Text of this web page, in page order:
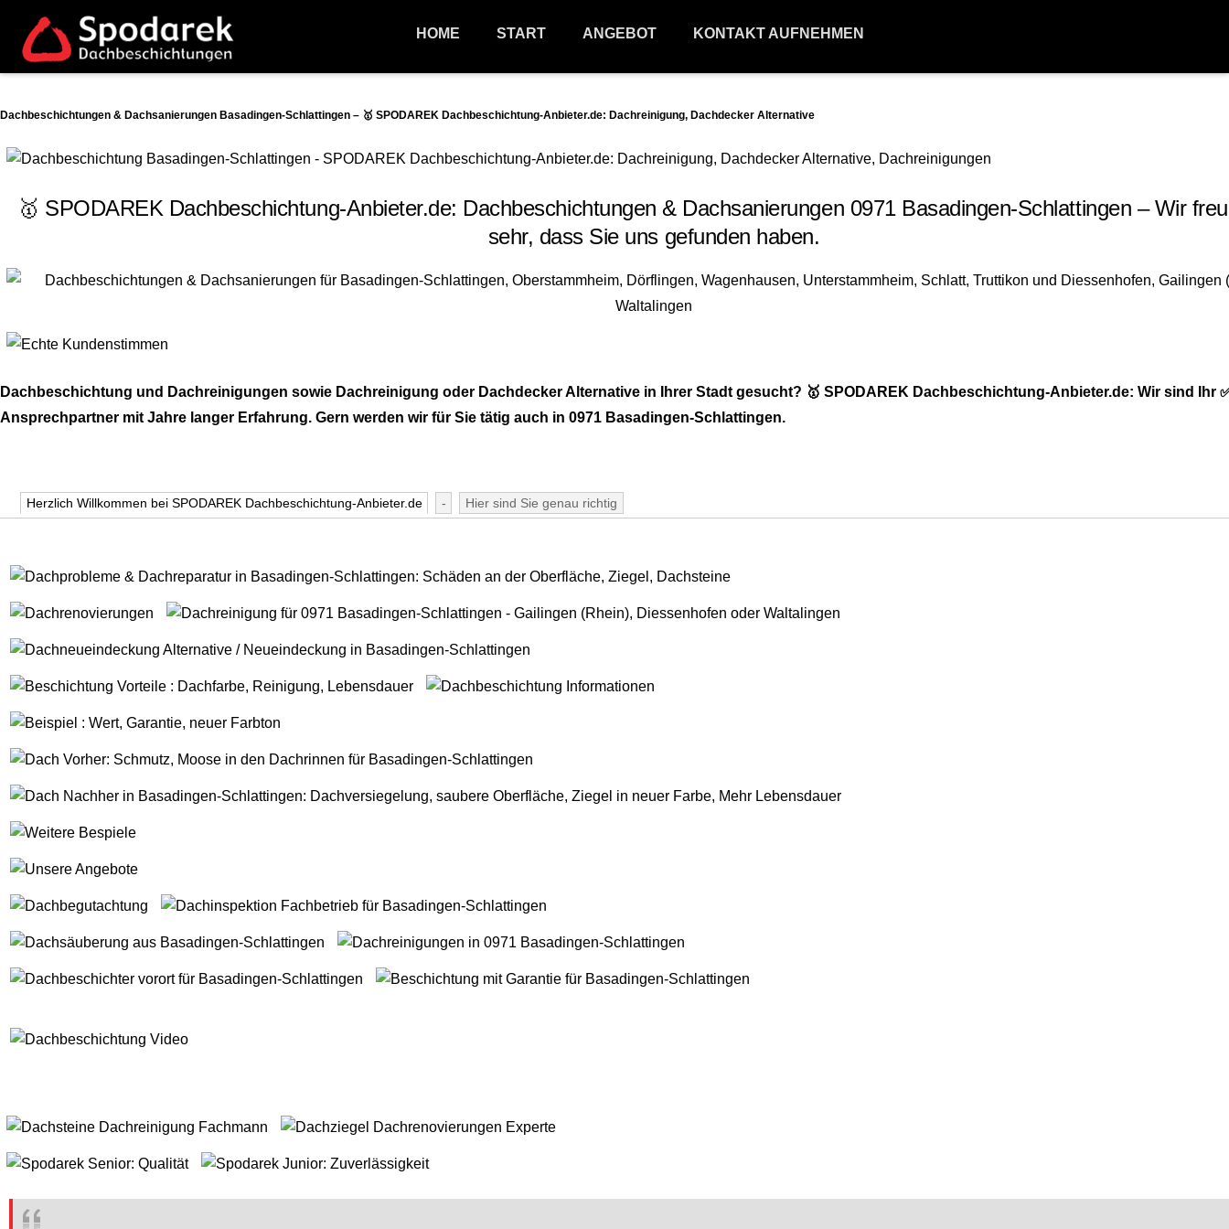
HOME START ANGEBOT KONTAKT AUFNEHMEN
Dachbeschichtungen & Dachsanierungen Basadingen-Schlattingen – 🥇 SPODAREK Dachbeschichtung-Anbieter.de: Dachreinigung, Dachdecker Alternative
🥇 SPODAREK Dachbeschichtung-Anbieter.de: Dachbeschichtungen & Dachsanierungen 0971 Basadingen-Schlattingen – Wir
sehr, dass Sie uns gefunden haben.
Dachbeschichtung und Dachreinigungen sowie Dachreinigung oder Dachdecker Alternative in Ihrer Stadt gesucht? 🥇 SPODAREK Dachbeschichtung-Anbieter.de: Wir sind Ihr
Ansprechpartner mit Jahre langer Erfahrung. Gern werden wir für Sie tätig auch in 0971 Basadingen-Schlattingen.
Herzlich Willkommen bei SPODAREK Dachbeschichtung-Anbieter.de - Hier sind Sie genau richtig